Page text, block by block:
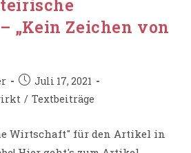
„Kein Zeichen von
Beitrag
veröffentlicht:
Juli 17, 2021
/ Textbeiträge
Wirtschaft" für den Artikel in